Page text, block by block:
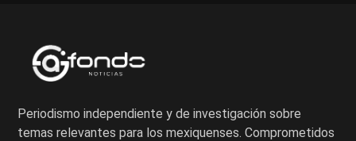
Periodismo independiente y de investigación sobre
temas relevantes para los mexiquenses. Comprometidos